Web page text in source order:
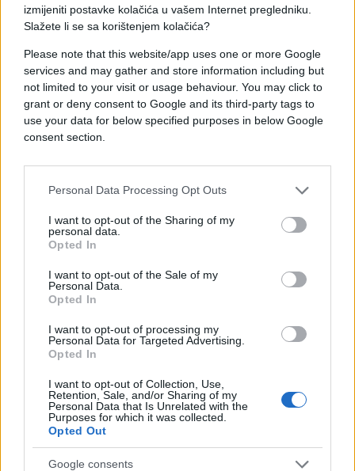
izmijeniti postavke kolačića u vašem Internet pregledniku.
Slažete li se sa korištenjem kolačića?
Please note that this website/app uses one or more Google
services and may gather and store information including but
not limited to your visit or usage behaviour. You may click to
grant or deny consent to Google and its third-party tags to
use your data for below specified purposes in below Google
consent section.
Personal Data Processing Opt Outs
I want to opt-out of the Sharing of my
personal data.
Opted In
I want to opt-out of the Sale of my
Personal Data.
Opted In
I want to opt-out of processing my
Personal Data for Targeted Advertising.
Opted In
I want to opt-out of Collection, Use,
Retention, Sale, and/or Sharing of my
Personal Data that Is Unrelated with the
Purposes for which it was collected.
Opted Out
Google consents
#Ispovijest #auto #čovjek